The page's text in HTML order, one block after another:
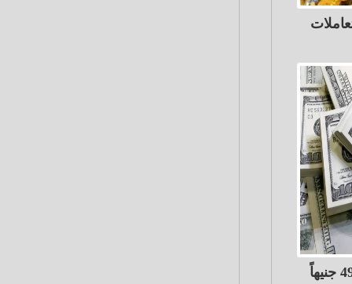
الدولار ينخفض 68 قرشًاً إلى 49.82 جنيهاً